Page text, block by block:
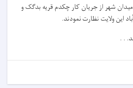
شهر از جریان کار چکدم قریه بدگک و
این ولایت نظارت نمودند.
. .